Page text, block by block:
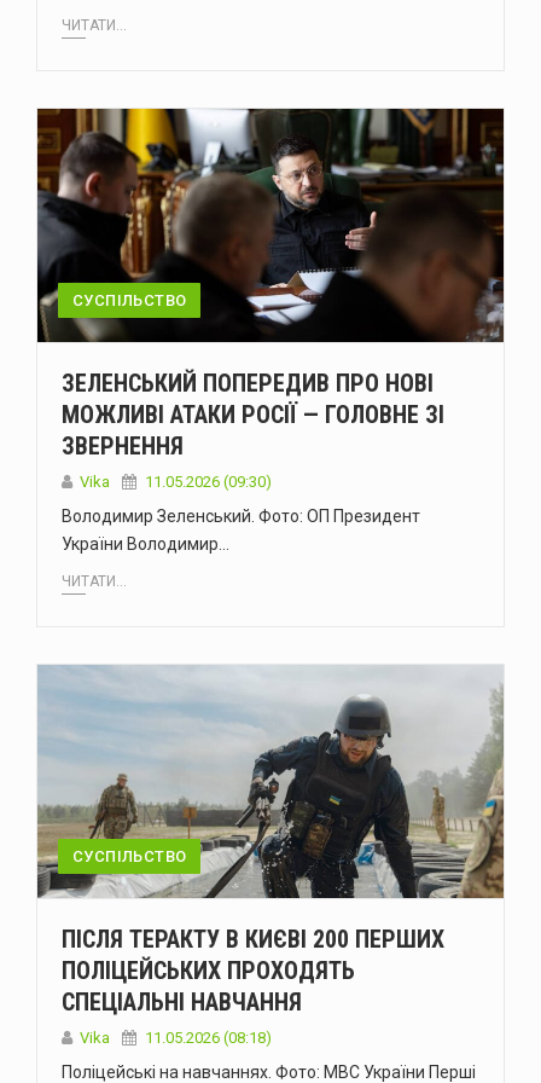
ЧИТАТИ...
СУСПІЛЬСТВО
ЗЕЛЕНСЬКИЙ ПОПЕРЕДИВ ПРО НОВІ
МОЖЛИВІ АТАКИ РОСІЇ — ГОЛОВНЕ ЗІ
ЗВЕРНЕННЯ
Vika 11.05.2026 (09:30)
Володимир Зеленський. Фото: ОП Президент
України Володимир…
ЧИТАТИ...
СУСПІЛЬСТВО
ПІСЛЯ ТЕРАКТУ В КИЄВІ 200 ПЕРШИХ
ПОЛІЦЕЙСЬКИХ ПРОХОДЯТЬ
СПЕЦІАЛЬНІ НАВЧАННЯ
Vika 11.05.2026 (08:18)
Поліцейські на навчаннях. Фото: МВС України Перші